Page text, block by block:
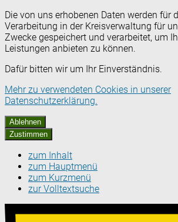
Die von uns erhobenen Daten werden für
Verarbeitung in der Kreisverwaltung für
Zwecke gespeichert und verarbeitet, um
Leistungen anbieten zu können.
Dafür bitten wir um Ihr Einverständnis.
Mehr zu verwendeten Cookies in unserer
Datenschutzerklärung.
Ablehnen
Zustimmen
zum Inhalt
zum Hauptmenü
zum Kurzmenü
zur Volltextsuche